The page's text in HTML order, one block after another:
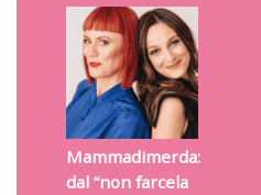
Mammadimerda:
dal “non farcela